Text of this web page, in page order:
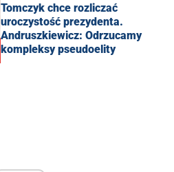
Tomczyk chce rozliczać
uroczystość prezydenta.
Andruszkiewicz: Odrzucamy
kompleksy pseudoelity